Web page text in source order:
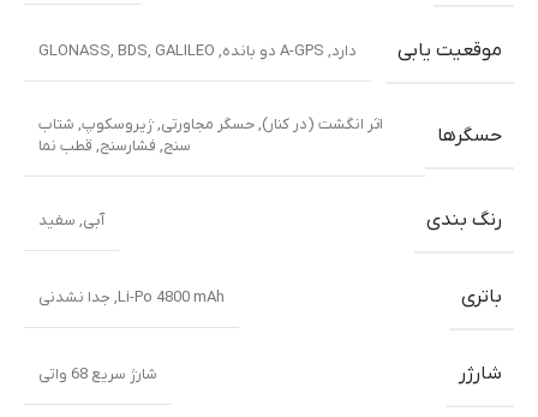
موقعیت یابی دارد, A-GPS دو بانده, GLONASS, BDS, GALILEO
حسگرها اثر انگشت (در کنار),حسگر مجاورتی,ژیروسکوپ, شتاب
سنج, فشارسنج, قطب نما
رنگ بندی آبی, سفید
باتری Li-Po 4800 mAh
, جدا نشدنی
شارژر شارژ سریع 68 واتی